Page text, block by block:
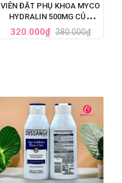
VIÊN ĐẶT PHỤ KHOA MYCO
HYDRALIN 500MG CỦA
PHÁP 1 LIỆU TRÌNH
320.000₫ 380.000₫